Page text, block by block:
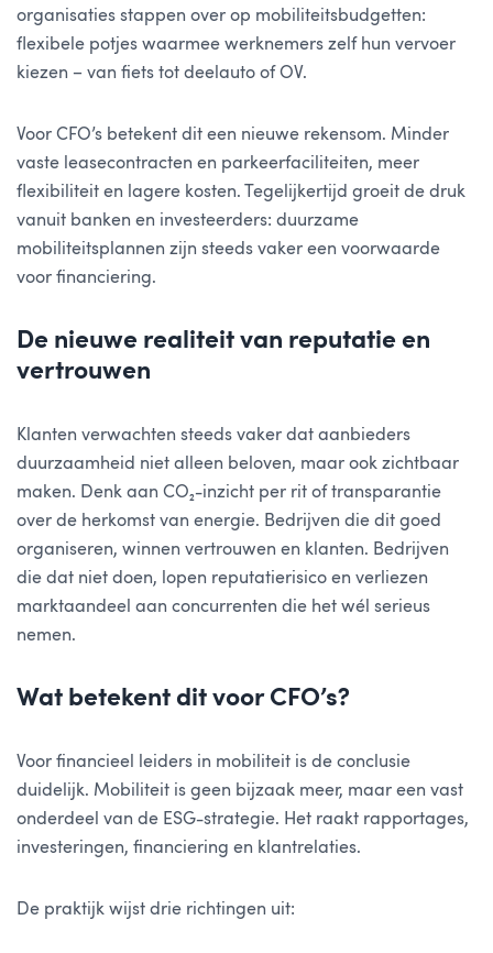
organisaties stappen over op mobiliteitsbudgetten:
flexibele potjes waarmee werknemers zelf hun vervoer
kiezen – van fiets tot deelauto of OV.
Voor CFO’s betekent dit een nieuwe rekensom. Minder
vaste leasecontracten en parkeerfaciliteiten, meer
flexibiliteit en lagere kosten. Tegelijkertijd groeit de druk
vanuit banken en investeerders: duurzame
mobiliteitsplannen zijn steeds vaker een voorwaarde
voor financiering.
De nieuwe realiteit van reputatie en
vertrouwen
Klanten verwachten steeds vaker dat aanbieders
duurzaamheid niet alleen beloven, maar ook zichtbaar
maken. Denk aan CO₂-inzicht per rit of transparantie
over de herkomst van energie. Bedrijven die dit goed
organiseren, winnen vertrouwen en klanten. Bedrijven
die dat niet doen, lopen reputatierisico en verliezen
marktaandeel aan concurrenten die het wél serieus
nemen.
Wat betekent dit voor CFO’s?
Voor financieel leiders in mobiliteit is de conclusie
duidelijk. Mobiliteit is geen bijzaak meer, maar een vast
onderdeel van de ESG-strategie. Het raakt rapportages,
investeringen, financiering en klantrelaties.
De praktijk wijst drie richtingen uit: